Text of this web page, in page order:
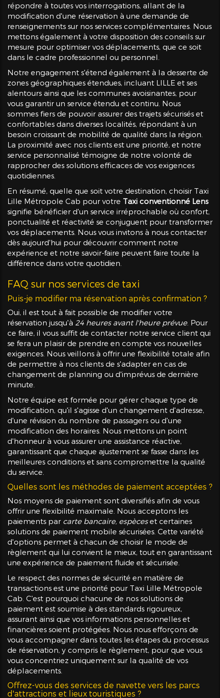
répondre à toutes vos interrogations, allant de la
modification d'une réservation à une demande de
renseignements sur nos services complémentaires. Nous
mettons également à votre disposition des conseils sur
mesure pour optimiser vos déplacements, que ce soit
dans le cadre professionnel ou personnel.
Notre engagement s'étend également à la desserte de
zones géographiques étendues, incluant LILLE et ses
alentours ainsi que les communes avoisinantes, pour
vous garantir un service étendu et continu. Nous
sommes fiers de pouvoir assurer des trajets sécurisés et
confortables dans diverses localités, répondant à un
besoin croissant de mobilité de qualité dans la région.
La proximité avec nos clients est une priorité, et notre
service personnalisé témoigne de notre volonté de
rapprocher des solutions efficaces de vos exigences
quotidiennes.
En résumé, quelle que soit votre destination, choisir Taxi
Lille Métropole Cab pour votre Taxi conventionné Lens
signifie bénéficier d'un service irréprochable où confort,
ponctualité et réactivité se conjuguent pour transformer
vos déplacements. Nous vous invitons à nous contacter
dès aujourd'hui pour découvrir comment notre
expérience et notre savoir-faire peuvent faire toute la
différence dans votre quotidien.
FAQ sur nos services de taxi
Puis-je modifier ma réservation après confirmation ?
Oui, il est tout à fait possible de modifier votre
réservation jusqu'à 24 heures avant l'heure prévue. Pour
ce faire, il vous suffit de contacter notre service client qui
se fera un plaisir de prendre en compte vos nouvelles
exigences. Nous veillons à offrir une flexibilité totale afin
de permettre à nos clients de s'adapter en cas de
changement de planning ou d'imprévus de dernière
minute.
Notre équipe est formée pour gérer chaque type de
modification, qu'il s'agisse d'un changement d'adresse,
d'une révision du nombre de passagers ou d'une
modification des horaires. Nous mettons un point
d'honneur à vous assurer une assistance réactive,
garantissant que chaque ajustement se fasse dans les
meilleures conditions et sans compromettre la qualité
du service.
Quelles sont les méthodes de paiement acceptées ?
Nos moyens de paiement sont diversifiés afin de vous
offrir une flexibilité maximale. Nous acceptons les
paiements par carte bancaire, espèceset certaines
solutions de paiement mobile sécurisées. Cette variété
d'options permet à chacun de choisir le mode de
règlement qui lui convient le mieux, tout en garantissant
une expérience de paiement fluide et sécurisée.
Le respect des normes de sécurité en matière de
transactions est une priorité pour Taxi Lille Métropole
Cab. C'est pourquoi chacune de nos solutions de
paiement est soumise à des standards rigoureux,
assurant ainsi que vos informations personnelles et
financières soient protégées. Nous nous efforçons de
vous accompagner dans toutes les étapes du processus
de réservation, y compris le règlement, pour que vous
vous concentriez uniquement sur la qualité de vos
déplacements.
Offrez-vous des services de navette vers les parcs
d'attractions et lieux touristiques ?